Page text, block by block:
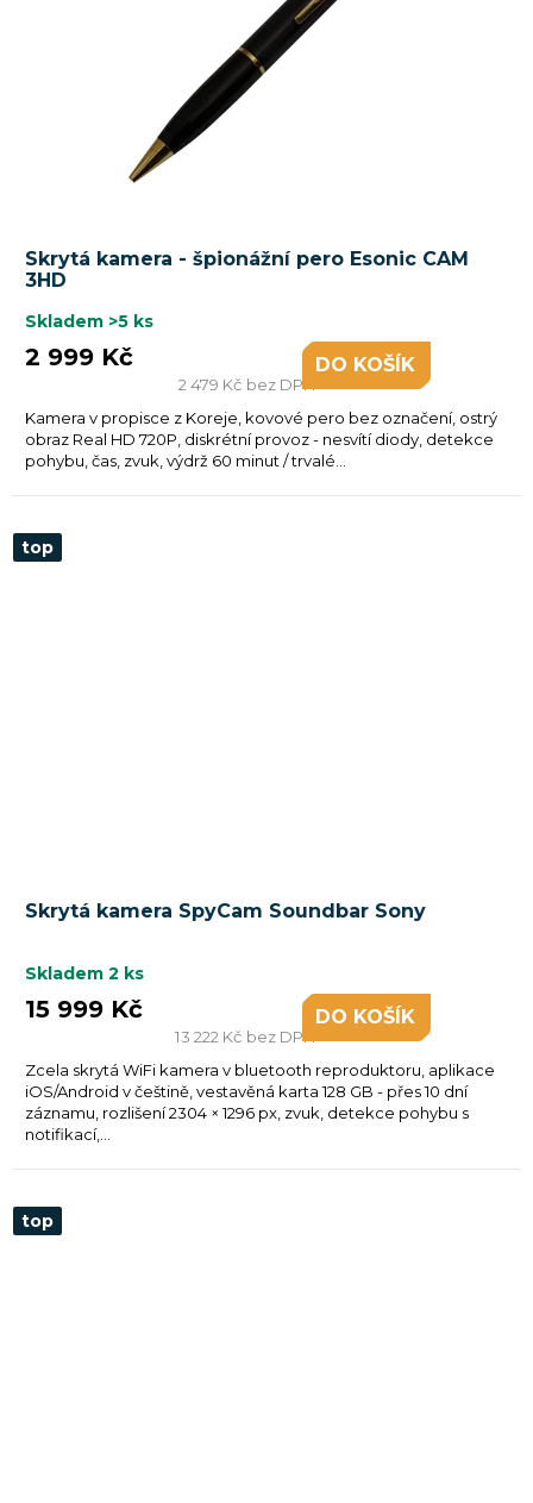
Skrytá kamera - špionážní pero Esonic CAM
3HD
Skladem >5 ks
2 479 Kč bez DPH
2 999 Kč DO KOŠÍKU
Kamera v propisce z Koreje, kovové pero bez označení, ostrý
obraz Real HD 720P, diskrétní provoz - nesvítí diody, detekce
pohybu, čas, zvuk, výdrž 60 minut / trvalé...
top
Skrytá kamera SpyCam Soundbar Sony
hodnocení
je
5,0
hvězdiček.
Skladem 2 ks
13 222 Kč bez DPH
15 999 Kč DO KOŠÍKU
Zcela skrytá WiFi kamera v bluetooth reproduktoru, aplikace
iOS/Android v češtině, vestavěná karta 128 GB - přes 10 dní
záznamu, rozlišení 2304 × 1296 px, zvuk, detekce pohybu s
notifikací,...
top